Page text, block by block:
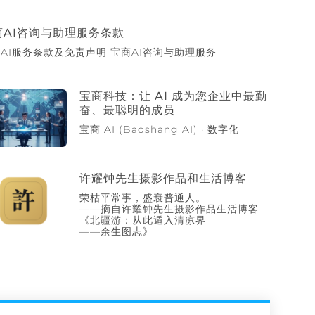
AI咨询与助理服务条款
服务条款及免责声明 宝商AI咨询与助理服务
宝商科技：让 AI 成为您企业中最勤
奋、最聪明的成员
宝商 AI (Baoshang AI) · 数字化
许耀钟先生摄影作品和生活博客
荣枯平常事，盛衰普通人。
——摘自许耀钟先生摄影作品生活博客
《北疆游：从此遁入清凉界
——余生图志》